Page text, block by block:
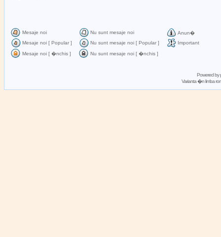
Mesaje noi Nu sunt mesaje noi
Anun�
Mesaje noi [ Popular ]
Nu sunt mesaje noi [ Popular ]
Important
Mesaje noi [ �nchis ]
Nu sunt mesaje noi [ �nchis ]
Powered by
Varianta �n limba